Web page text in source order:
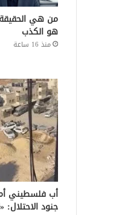
من هي
هو الكذب
منذ 16 ساعة
أب فلسطيني
جنود الاحتلال: